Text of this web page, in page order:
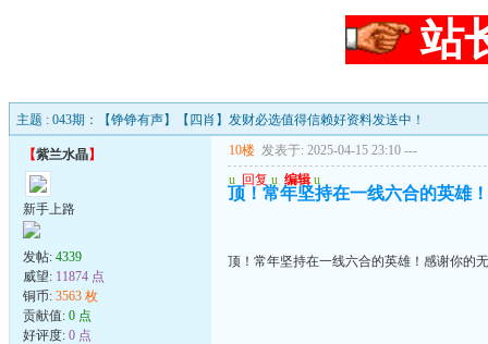
站
主题 : 043期：【铮铮有声】【四肖】发财必选值得信赖好资料发送中！
【紫兰水晶】
新手上路
发帖: 4339
威望: 11874 点
铜币: 3563 枚
贡献值: 0 点
好评度: 0 点
10楼 发表于: 2025-04-15 23:10 ---
u 回复 u 编辑 u
顶！常年坚持在一线六合的英雄
顶！常年坚持在一线六合的英雄！感谢你的